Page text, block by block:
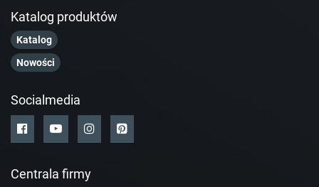
Katalog produktów
Katalog
Nowości
Socialmedia
Centrala firmy